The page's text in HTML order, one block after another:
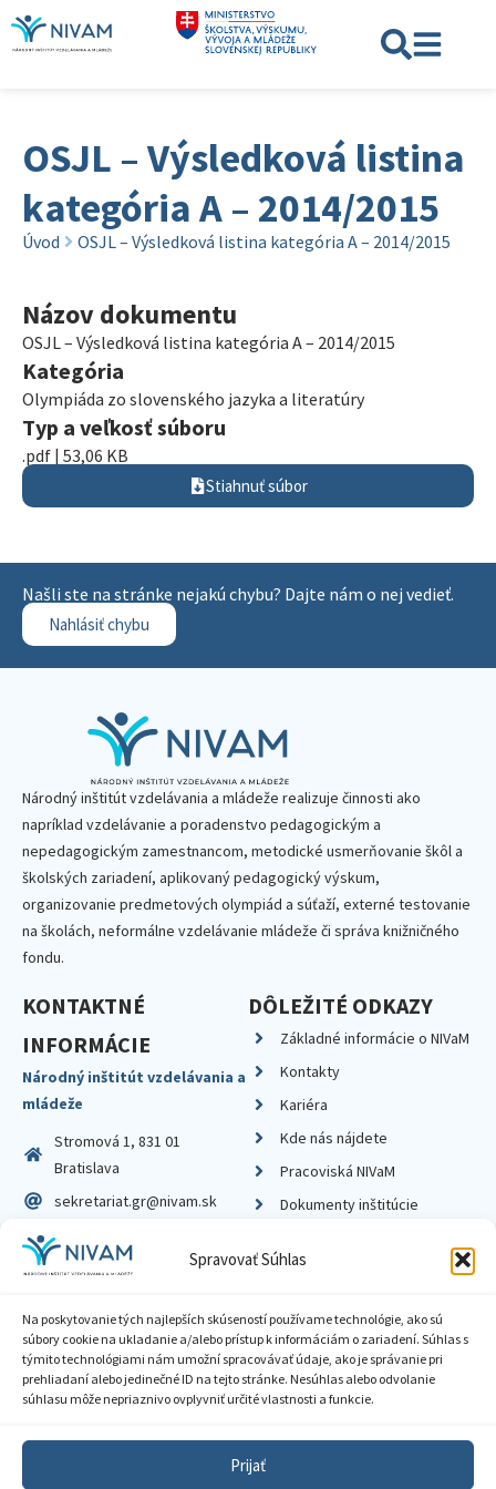
Spravovať Súhlas
Na poskytovanie tých najlepších skúseností používame technológie, ako sú
súbory cookie na ukladanie a/alebo prístup k informáciám o zariadení. Súhlas s
týmito technológiami nám umožní spracovávať údaje, ako je správanie pri
prehliadaní alebo jedinečné ID na tejto stránke. Nesúhlas alebo odvolanie
súhlasu môže nepriaznivo ovplyvniť určité vlastnosti a funkcie.
Prijať
OSJL – Výsledková listina
kategória A – 2014/2015
Úvod OSJL – Výsledková listina kategória A – 2014/2015
Názov dokumentu
OSJL – Výsledková listina kategória A – 2014/2015
Kategória
Olympiáda zo slovenského jazyka a literatúry
Typ a veľkosť súboru
.pdf | 53,06 KB
Stiahnuť súbor
Našli ste na stránke nejakú chybu? Dajte nám o nej vedieť.
Nahlásiť chybu
Národný inštitút vzdelávania a mládeže realizuje činnosti ako
napríklad vzdelávanie a poradenstvo pedagogickým a
nepedagogickým zamestnancom, metodické usmerňovanie škôl a
školských zariadení, aplikovaný pedagogický výskum,
organizovanie predmetových olympiád a súťaží, externé testovanie
na školách, neformálne vzdelávanie mládeže či správa knižničného
fondu.
KONTAKTNÉ
INFORMÁCIE
Národný inštitút vzdelávania a
mládeže
Stromová 1, 831 01
Bratislava
sekretariat.gr@nivam.sk
IČO: 00164348
DIČ: 2020798714
DÔLEŽITÉ ODKAZY
Základné informácie o NIVaM
Kontakty
Kariéra
Kde nás nájdete
Pracoviská NIVaM
Dokumenty inštitúcie
Zásady ochrany súkromia
Sprístupnenie informácií